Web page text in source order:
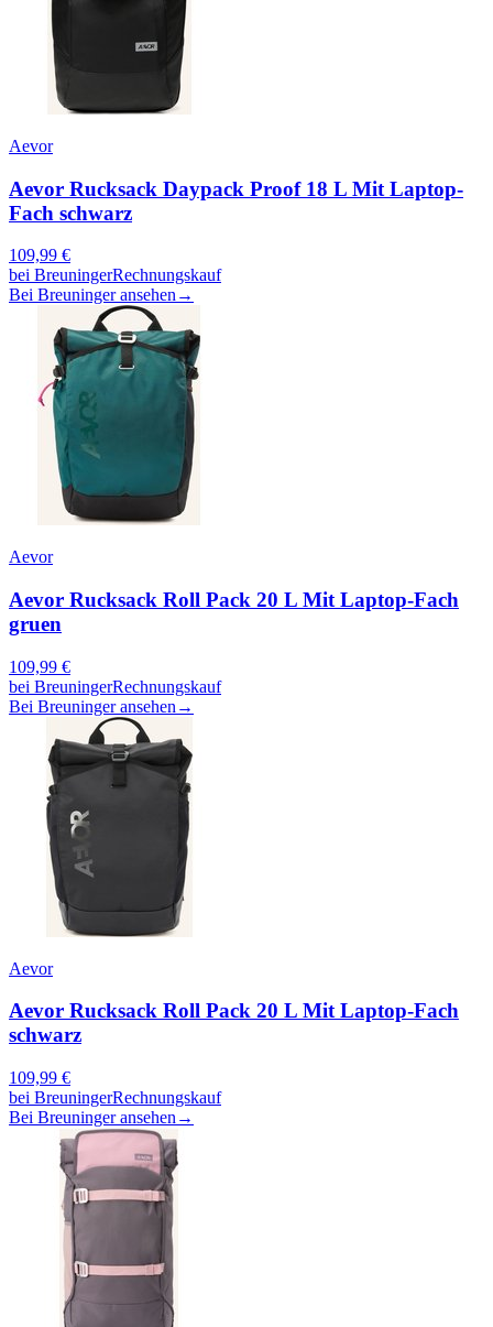
Aevor
Aevor Rucksack Daypack Proof 18 L Mit Laptop-
Fach schwarz
109,99 €
bei BreuningerRechnungskauf
Bei Breuninger ansehen →
Aevor
Aevor Rucksack Roll Pack 20 L Mit Laptop-Fach
gruen
109,99 €
bei BreuningerRechnungskauf
Bei Breuninger ansehen →
Aevor
Aevor Rucksack Roll Pack 20 L Mit Laptop-Fach
schwarz
109,99 €
bei BreuningerRechnungskauf
Bei Breuninger ansehen →